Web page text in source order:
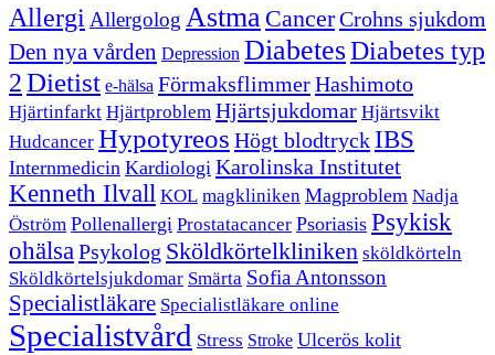
AllergiAllergolog Astma CancerCrohns sjukdom
Den nya vården Depression DiabetesDiabetes typ
2Dietist e-hälsa FörmaksflimmerHashimoto
Hjärtinfarkt Hjärtproblem Hjärtsjukdomar Hjärtsvikt
Hudcancer Hypotyreos Högt blodtryckIBS
Internmedicin Kardiologi Karolinska Institutet
Kenneth Ilvall KOL magkliniken Magproblem Nadja
Öström Pollenallergi Prostatacancer Psoriasis Psykisk
ohälsaPsykolog Sköldkörtelkliniken sköldkörteln
Sköldkörtelsjukdomar Smärta Sofia Antonsson
Specialistläkare Specialistläkare online
Specialistvård Stress Stroke Ulcerös kolit